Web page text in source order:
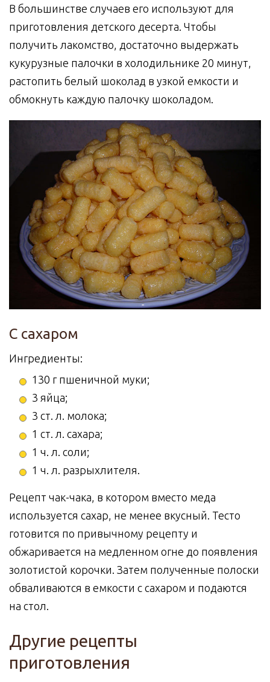
В большинстве случаев его используют для
приготовления детского десерта. Чтобы
получить лакомство, достаточно выдержать
кукурузные палочки в холодильнике 20 минут,
растопить белый шоколад в узкой емкости и
обмокнуть каждую палочку шоколадом.
С сахаром
Ингредиенты:
130 г пшеничной муки;
3 яйца;
3 ст. л. молока;
1 ст. л. сахара;
1 ч. л. соли;
1 ч. л. разрыхлителя.
Рецепт чак-чака, в котором вместо меда
используется сахар, не менее вкусный. Тесто
готовится по привычному рецепту и
обжаривается на медленном огне до появления
золотистой корочки. Затем полученные полоски
обваливаются в емкости с сахаром и подаются
на стол.
Другие рецепты
приготовления